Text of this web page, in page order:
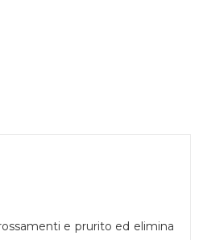
e prurito ed elimina